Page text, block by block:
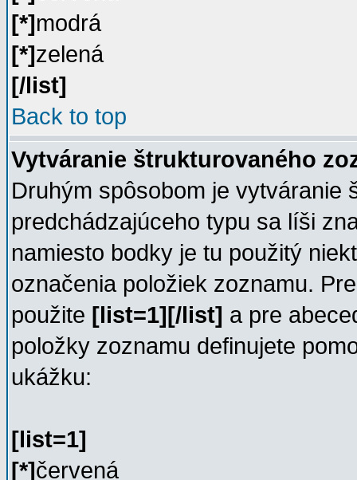
[*]modrá
[*]zelená
[/list]
Back to top
Vytváranie štrukturovaného
Druhým spôsobom je vytváranie
predchádzajúceho typu sa líši
namiesto bodky je tu použitý
označenia položiek zoznamu.
použite [list=1][/list] a pre
položky zoznamu definujete
ukážku:
[list=1]
[*]červená